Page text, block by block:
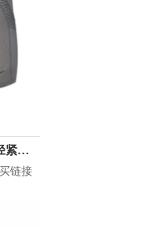
Nike 五分弹力短弹田径紧身短裤 828158
链接